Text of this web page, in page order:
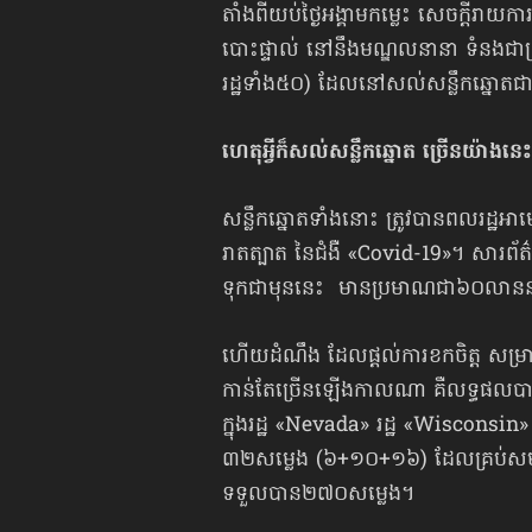
តាំងពីយប់ថ្ងៃអង្គាមកម្លេះ សេចក្ដីរាយ
បោះផ្ទាល់ នៅនឹងមណ្ឌលនានា ទំនងជ
រដ្ឋទាំង៥០) ដែលនៅសល់​សន្លឹកឆ្នោត​ជ
ហេតុអ្វីក៏សល់សន្លឹកឆ្នោត ច្រើនយ៉ាងនេ
សន្លឹកឆ្នោតទាំងនោះ ត្រូវបានពលរដ្ឋអ
រាតត្បាត នៃជំងឺ «Covid-19»។ សារព័
ទុកជាមុននេះ មានប្រមាណ​ជា៦០លាន
ហើយដំណឹង ដែលផ្ដល់ការខកចិត្ត សម្រា
កាន់តែច្រើនឡើងកាលណា គឺលទ្ធផលប
ក្នុងរដ្ឋ «Nevada» រដ្ឋ
៣២សម្លេង (៦+១០+១៦) ដែលគ្រប់សមល្
ទទួលបាន២៧០សម្លេង។